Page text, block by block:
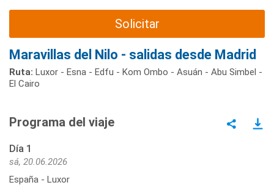
Solicitar
Maravillas del Nilo - salidas desde Madrid
Ruta: Luxor - Esna - Edfu - Kom Ombo - Asuán - Abu Simbel -
El Cairo
Programa del viaje
Día 1
sá, 20.06.2026
España - Luxor